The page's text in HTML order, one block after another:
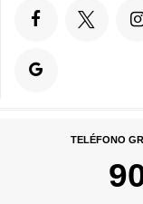
TELÉFONO